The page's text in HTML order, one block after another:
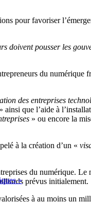
pour favoriser
doivent pousser les
du
des entreprises
ainsi que l’aide à
» ou encore la
à la création d’un «
»
du numérique.
prévus initialement.
à au moins un